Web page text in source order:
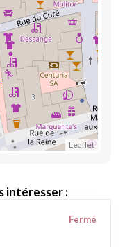
Leaflet
intéresser :
Fermé